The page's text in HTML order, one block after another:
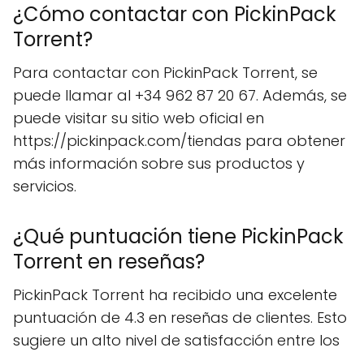
¿Cómo contactar con PickinPack
Torrent?
Para contactar con PickinPack Torrent, se
puede llamar al +34 962 87 20 67. Además, se
puede visitar su sitio web oficial en
https://pickinpack.com/tiendas para obtener
más información sobre sus productos y
servicios.
¿Qué puntuación tiene PickinPack
Torrent en reseñas?
PickinPack Torrent ha recibido una excelente
puntuación de 4.3 en reseñas de clientes. Esto
sugiere un alto nivel de satisfacción entre los